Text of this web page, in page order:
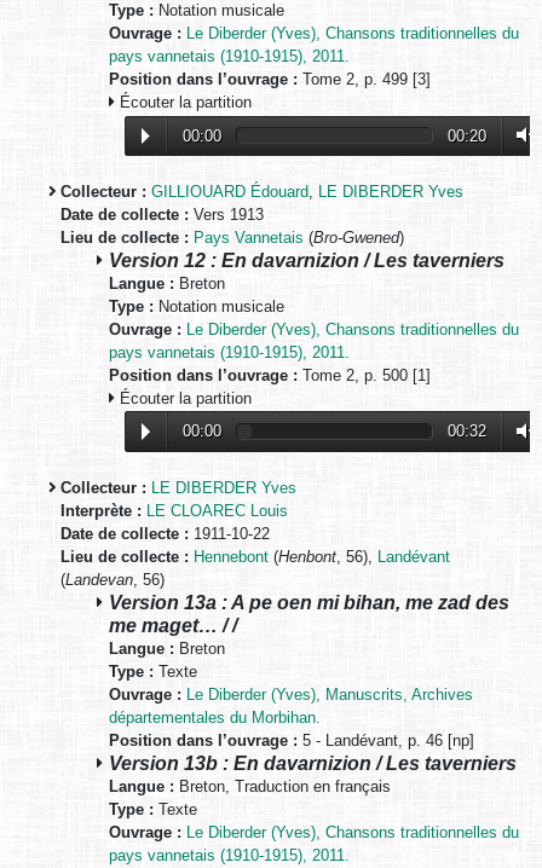
Type : Notation musicale
Ouvrage : Le Diberder (Yves), Chansons traditionnelles du
pays vannetais (1910-1915), 2011.
Position dans l’ouvrage : Tome 2, p. 499 [3]
Écouter la partition
00:00
00:20
Collecteur : GILLIOUARD Édouard, LE DIBERDER Yves
Date de collecte : Vers 1913
Lieu de collecte : Pays Vannetais (Bro-Gwened)
Version 12 : En davarnizion / Les taverniers
Langue : Breton
Type : Notation musicale
Ouvrage : Le Diberder (Yves), Chansons traditionnelles du
pays vannetais (1910-1915), 2011.
Position dans l’ouvrage : Tome 2, p. 500 [1]
Écouter la partition
00:00
00:32
Collecteur : LE DIBERDER Yves
Interprète : LE CLOAREC Louis
Date de collecte : 1911-10-22
Lieu de collecte : Hennebont (Henbont, 56), Landévant
(Landevan, 56)
Version 13a : A pe oen mi bihan, me zad des
me maget… / /
Langue : Breton
Type : Texte
Ouvrage : Le Diberder (Yves), Manuscrits, Archives
départementales du Morbihan.
Position dans l’ouvrage : 5 - Landévant, p. 46 [np]
Version 13b : En davarnizion / Les taverniers
Langue : Breton, Traduction en français
Type : Texte
Ouvrage : Le Diberder (Yves), Chansons traditionnelles du
pays vannetais (1910-1915), 2011.